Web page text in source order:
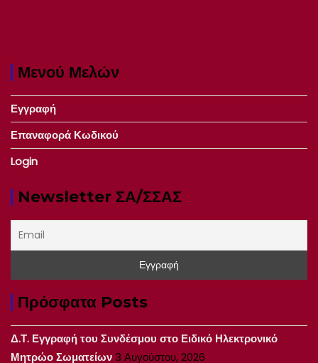
Μενού Μελών
Εγγραφή
Επαναφορά Κωδικού
Login
Newsletter ΣΑ/ΣΣΑΣ
Πρόσφατα Posts
Δ.Τ. Εγγραφή του Συνδέσμου στο Ειδικό Ηλεκτρονικό
Μητρώο Σωματείων3 Αυγούστου, 2026